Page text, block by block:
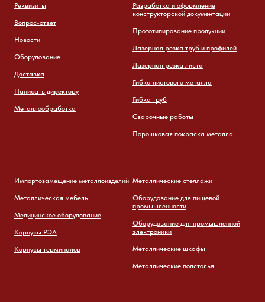
Реквизиты
Вопрос-ответ
Новости
Оборудование
Доставка
Написать директору
Металлообработка
Разработка и оформление
конструкторской документации
Прототипирование продукции
Лазерная резка труб и профилей
Лазерная резка листа
Гибка листового металла
Гибка труб
Сварочные работы
Порошковая покраска металла
Импортозамещение металлоизделий
Металлическая мебель
Медицинское оборудование
Корпусы РЭА
Корпусы терминалов
Металлические стеллажи
Оборудование для пищевой
промышленности
Оборудование для промышленной
электроники
Металлические шкафы
Металлические подстолья